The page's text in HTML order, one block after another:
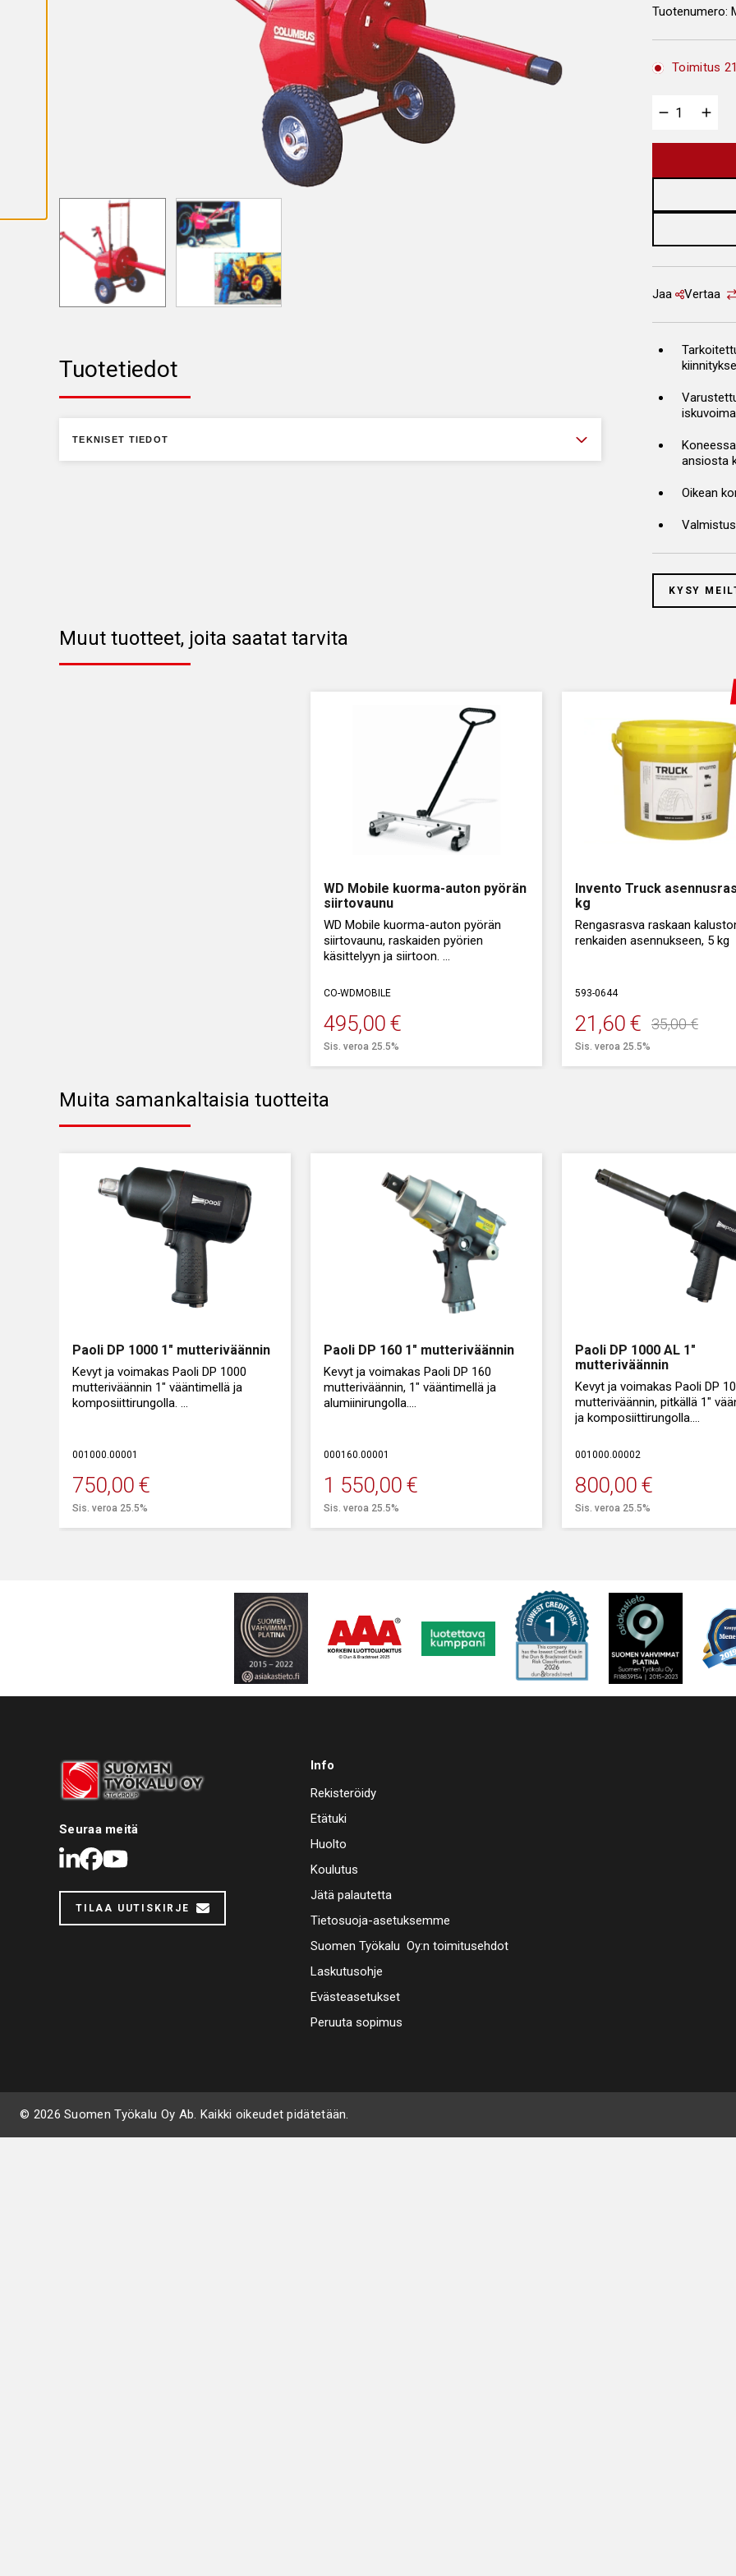
Tuotenumero:
Toimitus
Jaa Vertaa
ansiosta
Oikean
KYSY
Tuotetiedot
TEKNISET TIEDOT
Muut tuotteet, joita saatat tarvita
WD Mobile kuorma-auton pyörän
siirtovaunu
WD Mobile kuorma-auton pyörän
siirtovaunu, raskaiden pyörien
käsittelyyn ja siirtoon.
Helpottaa asennusta ja irrotusta.
CO-WDMOBILE
495,00 €
Sis. veroa 25.5%
Invento Truck
kg
Rengasrasva raskaan
renkaiden asennukseen, 5 kg
593-0644
35,00€
Alkuperäinen
hinta
21,60 €
Nykyinen
hinta
Sis. veroa 25.5%
Muita samankaltaisia tuotteita
Paoli DP 1000 1″ mutteriväännin
Kevyt ja voimakas Paoli DP 1000
mutteriväännin 1" vääntimellä ja
komposiittirungolla.
001000.00001
750,00 €
Sis. veroa 25.5%
Paoli DP 160 1″ mutteriväännin
Kevyt ja voimakas Paoli DP 160
mutteriväännin, 1" vääntimellä ja
alumiinirungolla.
000160.00001
1 550,00 €
Sis. veroa 25.5%
Paoli DP 1000 AL 1″
mutteriväännin
Kevyt ja voimakas Paoli DP
mutteriväännin, pitkällä 1"
ja komposiittirungolla.
Suurin vääntövoima: 2033 Nm.
001000.00002
800,00 €
Sis. veroa 25.5%
Seuraa meitä
LinkedIn
Facebook
Youtube
TILAA UUTISKIRJE
Info
Rekisteröidy
Etätuki
Huolto
Koulutus
Jätä palautetta
Tietosuoja-asetuksemme
Suomen Työkalu Oy:n toimitusehdot
Laskutusohje
Evästeasetukset
Peruuta sopimus
© 2026 Suomen Työkalu Oy Ab. Kaikki oikeudet pidätetään.